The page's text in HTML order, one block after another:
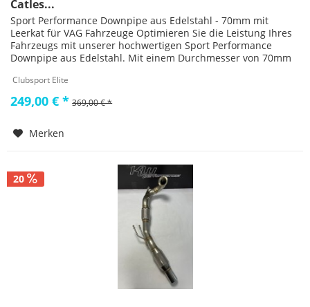
Catles...
Sport Performance Downpipe aus Edelstahl - 70mm mit
Leerkat für VAG Fahrzeuge Optimieren Sie die Leistung Ihres
Fahrzeugs mit unserer hochwertigen Sport Performance
Downpipe aus Edelstahl. Mit einem Durchmesser von 70mm
Clubsport Elite
249,00 € * 369,00 € *
Merken
20